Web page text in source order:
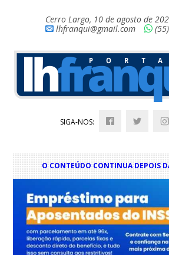
Cerro Largo, 10 de agosto de
lhfranqui@gmail.com
SIGA-NOS:
O CONTEÚDO CONTINUA DEPOIS